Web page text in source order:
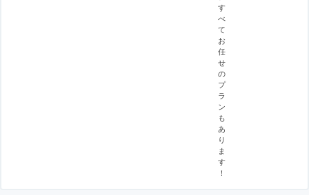
す
べ
て
お
任
せ
の
プ
ラ
ン
も
あ
り
ま
す
！